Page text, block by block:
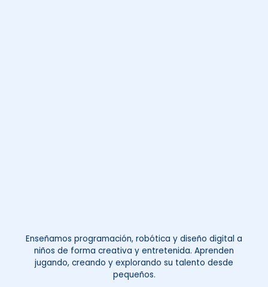
Enseñamos programación, robótica y diseño digital a
niños de forma creativa y entretenida. Aprenden
jugando, creando y explorando su talento desde
pequeños.